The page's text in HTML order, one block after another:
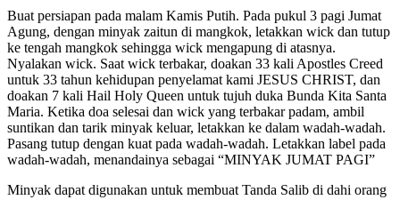
Buat persiapan pada malam Kamis Putih. Pada pukul 3 pagi Jumat
Agung, dengan minyak zaitun di mangkok, letakkan wick dan tutup
ke tengah mangkok sehingga wick mengapung di atasnya.
Nyalakan wick. Saat wick terbakar, doakan 33 kali Apostles Creed
untuk 33 tahun kehidupan penyelamat kami JESUS CHRIST, dan
doakan 7 kali Hail Holy Queen untuk tujuh duka Bunda Kita Santa
Maria. Ketika doa selesai dan wick yang terbakar padam, ambil
suntikan dan tarik minyak keluar, letakkan ke dalam wadah-wadah.
Pasang tutup dengan kuat pada wadah-wadah. Letakkan label pada
wadah-wadah, menandainya sebagai “MINYAK JUMAT PAGI”
Minyak dapat digunakan untuk membuat Tanda Salib di dahi orang